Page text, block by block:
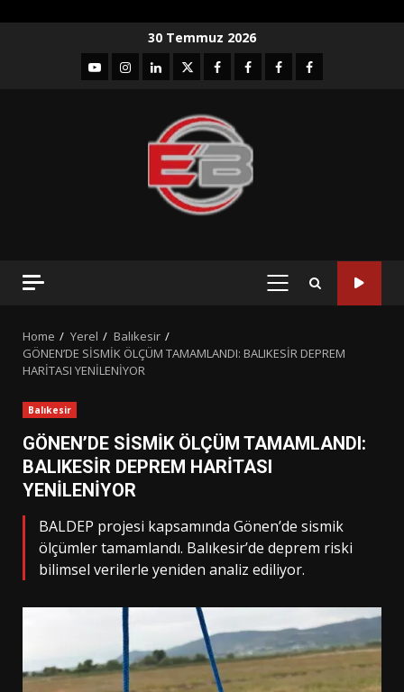
30 Temmuz 2026
YouTubeInstagram
LinkedIntwitterfacebook-Facebook-
Facebook-Facebook-
PRIMARY
Home Yerel
Balıkesir
GÖNEN’DE SİSMİK ÖLÇÜM TAMAMLANDI: BALIKESİR DEPREM
HARİTASI YENİLENİYOR
Balıkesir
GÖNEN’DE SİSMİK ÖLÇÜM TAMAMLANDI:
BALIKESİR DEPREM HARİTASI
YENİLENİYOR
BALDEP projesi kapsamında Gönen’de sismik
ölçümler tamamlandı. Balıkesir’de deprem riski
bilimsel verilerle yeniden analiz ediliyor.